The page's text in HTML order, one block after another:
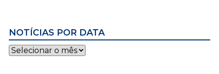
NOTÍCIAS POR DATA
Notícias
por